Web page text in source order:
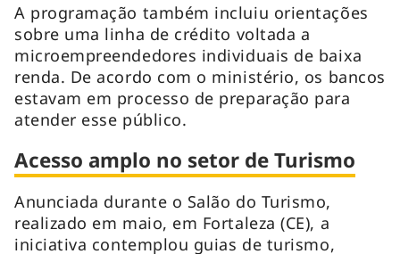
A programação também incluiu orientações
sobre uma linha de crédito voltada a
microempreendedores individuais de baixa
renda. De acordo com o ministério, os bancos
estavam em processo de preparação para
atender esse público.
Acesso amplo no setor de Turismo
Anunciada durante o Salão do Turismo,
realizado em maio, em Fortaleza (CE), a
iniciativa contemplou guias de turismo,